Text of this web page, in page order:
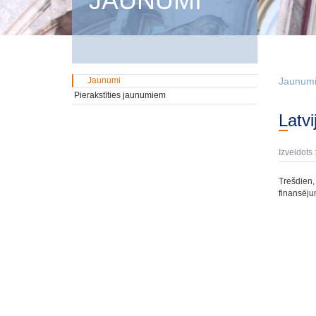
Jaunumi
Izveidots
Jaunumi
Pierakstīties jaunumiem